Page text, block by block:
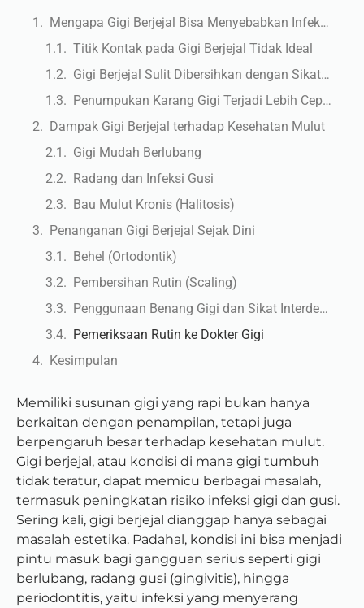
Mengapa Gigi Berjejal Bisa Menyebabkan Infeksi?
Titik Kontak pada Gigi Berjejal Tidak Ideal
Gigi Berjejal Sulit Dibersihkan dengan Sikat Gigi Biasa
Penumpukan Karang Gigi Terjadi Lebih Cepat
Dampak Gigi Berjejal terhadap Kesehatan Mulut
Gigi Mudah Berlubang
Radang dan Infeksi Gusi
Bau Mulut Kronis (Halitosis)
Penanganan Gigi Berjejal Sejak Dini
Behel (Ortodontik)
Pembersihan Rutin (Scaling)
Penggunaan Benang Gigi dan Sikat Interdental
Pemeriksaan Rutin ke Dokter Gigi
Kesimpulan
Memiliki susunan gigi yang rapi bukan hanya
berkaitan dengan penampilan, tetapi juga
berpengaruh besar terhadap kesehatan mulut.
Gigi berjejal, atau kondisi di mana gigi tumbuh
tidak teratur, dapat memicu berbagai masalah,
termasuk peningkatan risiko infeksi gigi dan gusi.
Sering kali, gigi berjejal dianggap hanya sebagai
masalah estetika. Padahal, kondisi ini bisa menjadi
pintu masuk bagi gangguan serius seperti gigi
berlubang, radang gusi (gingivitis), hingga
periodontitis, yaitu infeksi yang menyerang